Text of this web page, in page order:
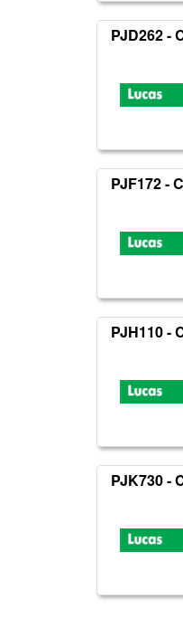
PJD262 -
PJF172 -
PJH110 -
PJK730 -